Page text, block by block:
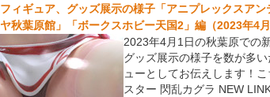
フィギュア、グッズ展示の様子「アニプレックスア
ヤ秋葉原館」「ボークスホビー天国2」編（2023年4月
2023年4月1日の秋葉原での
グッズ展示の様子を数が多
ューとしてお伝えします！
スター 閃乱カグラ NEW